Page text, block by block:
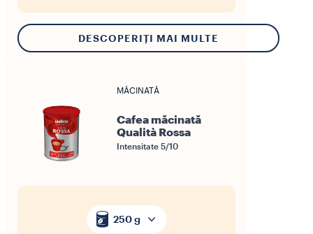
DESCOPERIȚI MAI MULTE
MĂCINATĂ
Cafea măcinată
Qualità Rossa
Intensitate 5/10
250 g